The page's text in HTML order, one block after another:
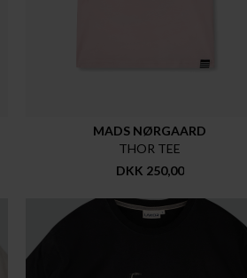
MADS NØRGAARD
THOR TEE
DKK 250,00